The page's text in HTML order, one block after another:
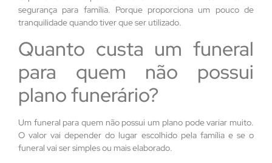
segurança para família. Porque proporciona um pouco de
tranquilidade quando tiver que ser utilizado.
Quanto custa um funeral
para quem não possui
plano funerário?
Um funeral para quem não possui um plano pode variar muito.
O valor vai depender do lugar escolhido pela família e se o
funeral vai ser simples ou mais elaborado.